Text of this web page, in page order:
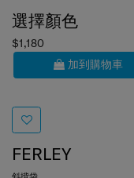
選擇顏色
$1,180
加到購物車
FERLEY